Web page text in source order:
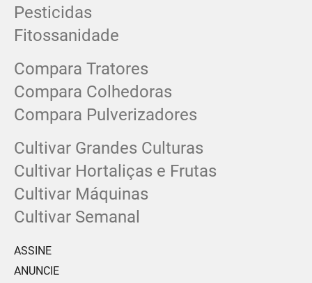
Pesticidas
Fitossanidade
Compara Tratores
Compara Colhedoras
Compara Pulverizadores
Cultivar Grandes Culturas
Cultivar Hortaliças e Frutas
Cultivar Máquinas
Cultivar Semanal
ASSINE
ANUNCIE